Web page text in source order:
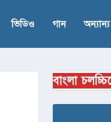
ভিডিও গান অন্যান্য
বাংলা